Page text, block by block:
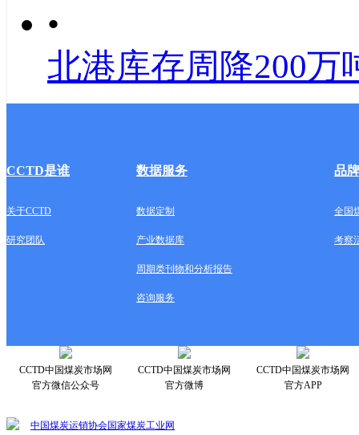
•
北港库存周降200万
CCTD是谁 数据服务 品
关于CCTD 数据定制 全国
研究团队 产业数据库 考察
周期类刊物和分析报告
咨询服务
CCTD中国煤炭市场网
官方微信公众号
CCTD中国煤炭市场网
官方微博
CCTD中国煤炭市场网
官方APP
中国煤炭运销协会国家煤炭工业网